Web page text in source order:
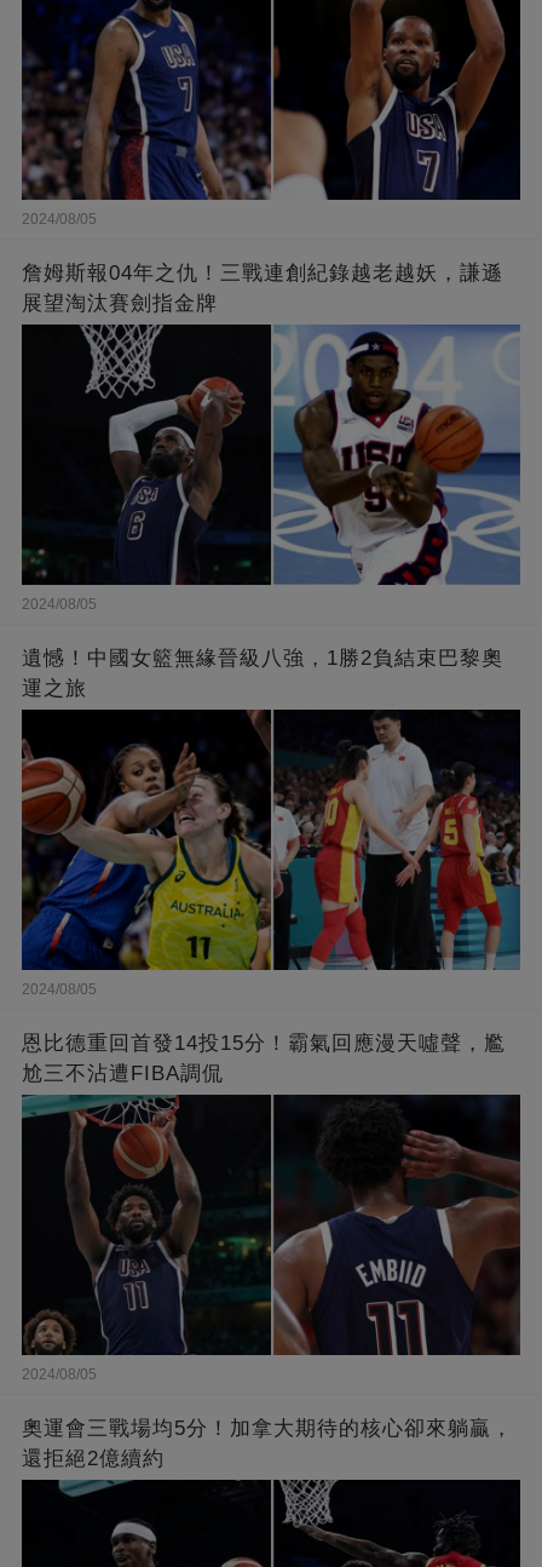
2024/08/05
詹姆斯報04年之仇！三戰連創紀錄越老越妖，謙遜
展望淘汰賽劍指金牌
2024/08/05
遺憾！中國女籃無緣晉級八強，1勝2負結束巴黎奧
運之旅
2024/08/05
恩比德重回首發14投15分！霸氣回應漫天噓聲，尷
尬三不沾遭FIBA調侃
2024/08/05
奧運會三戰場均5分！加拿大期待的核心卻來躺贏，
還拒絕2億續約